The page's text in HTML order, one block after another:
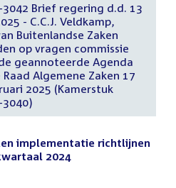
Brief regering d.d. 13
- C.C.J. Veldkamp,
Buitenlandse Zaken
op vragen commissie
geannoteerde Agenda
Algemene Zaken 17
2025 (Kamerstuk
implementatie richtlijnen
2024